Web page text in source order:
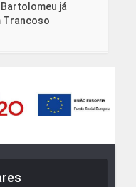
já
Trancoso